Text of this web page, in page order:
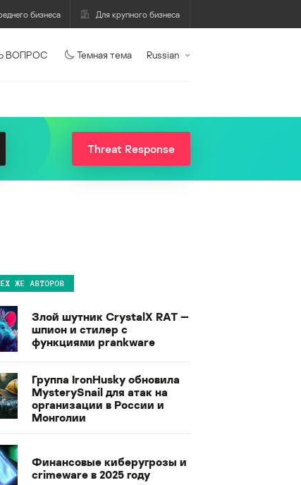
бизнеса Для крупного бизнеса
ВОПРОС Темная тема Russian
Threat Response
ЖЕ АВТОРОВ
Злой шутник CrystalX RAT —
шпион и стилер с
функциями prankware
Группа IronHusky обновила
MysterySnail для атак на
организации в России и
Монголии
Финансовые киберугрозы и
crimeware в 2025 году